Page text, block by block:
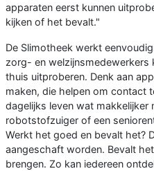
apparaten eerst kunnen
kijken of het bevalt."
De Slimotheek werkt
zorg- en welzijnsmedewerkers
thuis uitproberen. Denk aan
maken, die helpen om contact
dagelijks leven wat makkelijker
robotstofzuiger of een
Werkt het goed en bevalt het?
aangeschaft worden. Bevalt
brengen. Zo kan iedereen